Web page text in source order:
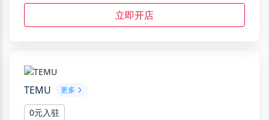
立即开店
TEMU 更多
0元入驻